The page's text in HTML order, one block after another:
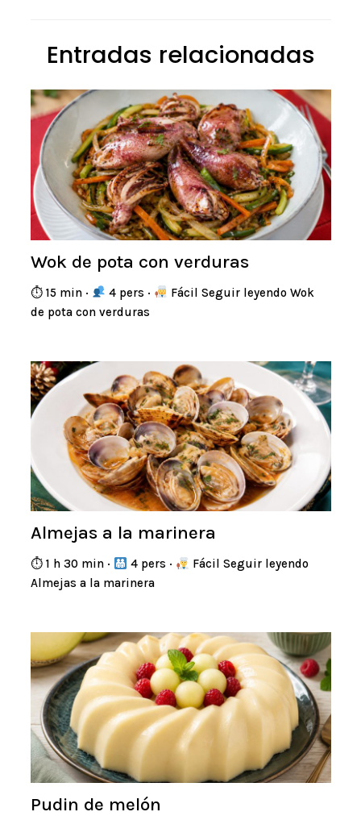
Entradas relacionadas
Wok de pota con verduras
⏱ 15 min · 4 pers ·
Fácil Seguir leyendo Wok
de pota con verduras
Almejas a la marinera
⏱ 1 h 30 min · 4 pers ·
Fácil Seguir leyendo
Almejas a la marinera
Pudin de melón